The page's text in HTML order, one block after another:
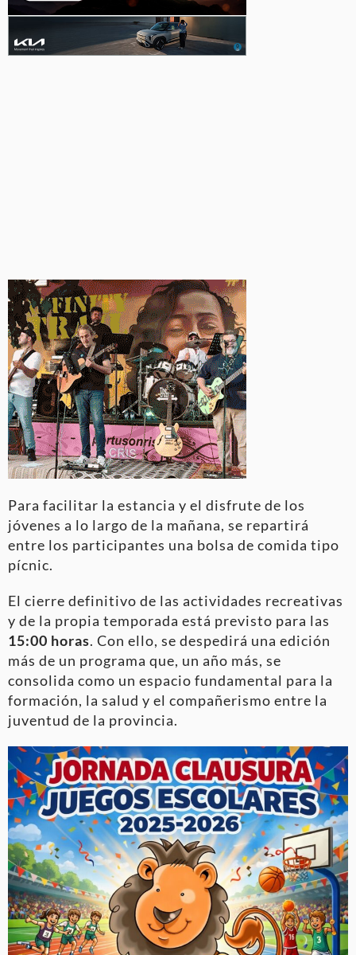
Para facilitar la estancia y el disfrute de los
jóvenes a lo largo de la mañana, se repartirá
entre los participantes una bolsa de comida tipo
pícnic.
El cierre definitivo de las actividades recreativas
y de la propia temporada está previsto para las
15:00 horas. Con ello, se despedirá una edición
más de un programa que, un año más, se
consolida como un espacio fundamental para la
formación, la salud y el compañerismo entre la
juventud de la provincia.